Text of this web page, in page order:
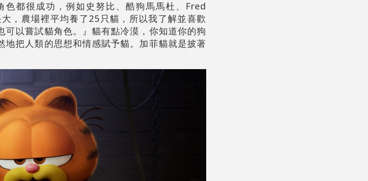
都很成功，例如史努比、酷狗馬馬杜、Fred
，農場裡平均養了25只貓，所以我了解並喜歡
以嘗試貓角色。』貓有點冷漠，你知道你的狗
把人類的思想和情感賦予貓。加菲貓就是披著